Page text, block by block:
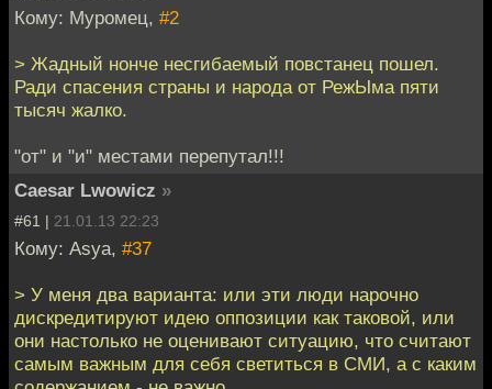
Кому: Муромец, #2
> Жадный нонче несгибаемый повстанец пошел.
Ради спасения страны и народа от РежЫма пяти
тысяч жалко.
"от" и "и" местами перепутал!!!
Caesar Lwowicz »
#61 | 21.01.13 22:23
Кому: Asya, #37
> У меня два варианта: или эти люди нарочно
дискредитируют идею оппозиции как таковой, или
они настолько не оценивают ситуацию, что считают
самым важным для себя светиться в СМИ, а с каким